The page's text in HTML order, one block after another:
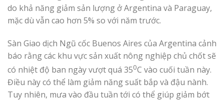
do khả năng giảm sản lượng ở Argentina và Paraguay,
mặc dù vẫn cao hơn 5% so với năm trước.
Sàn Giao dịch Ngũ cốc Buenos Aires của Argentina cảnh
báo rằng các khu vực sản xuất nông nghiệp chủ chốt sẽ
có nhiệt độ ban ngày vượt quá 350C vào cuối tuần này.
Điều này có thể làm giảm năng suất bắp và đậu nành.
Tuy nhiên, mưa vào đầu tuần tới có thể giúp giảm bớt